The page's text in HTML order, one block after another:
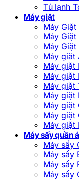
Tủ lạnh
Máy giặt
Máy Giặt
Máy Giặt
Máy Giặt
Máy giặt
Máy giặt
Máy giặt
Máy giặt
Máy giặt
Máy giặt
Máy giặt
Máy giặt
Máy sấy quần
Máy sấy
Máy sấy
Máy sấy
Máy sấy